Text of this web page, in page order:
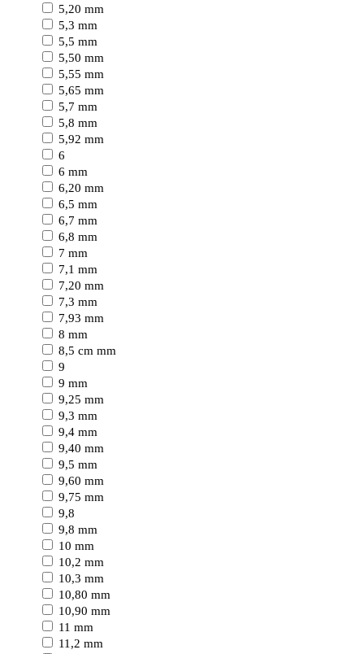
5,20 mm
5,3 mm
5,5 mm
5,50 mm
5,55 mm
5,65 mm
5,7 mm
5,8 mm
5,92 mm
6
6 mm
6,20 mm
6,5 mm
6,7 mm
6,8 mm
7 mm
7,1 mm
7,20 mm
7,3 mm
7,93 mm
8 mm
8,5 cm mm
9
9 mm
9,25 mm
9,3 mm
9,4 mm
9,40 mm
9,5 mm
9,60 mm
9,75 mm
9,8
9,8 mm
10 mm
10,2 mm
10,3 mm
10,80 mm
10,90 mm
11 mm
11,2 mm